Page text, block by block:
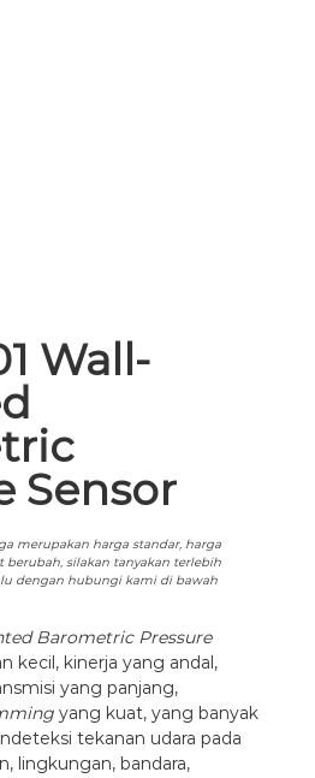
Wall-
Sensor
merupakan harga standar, harga
berubah, silakan tanyakan terlebih
dengan hubungi kami di bawah
Barometric Pressure
kecil, kinerja yang andal,
yang panjang,
yang kuat, yang banyak
tekanan udara pada
lingkungan, bandara,